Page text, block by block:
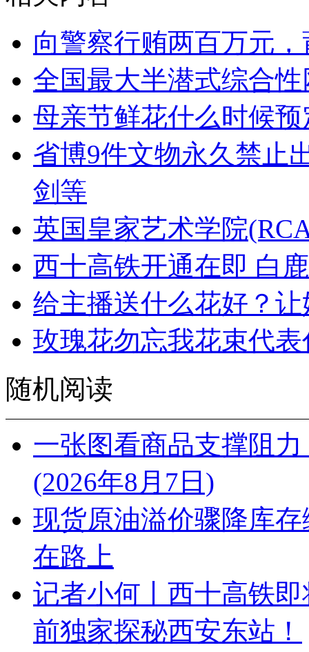
向警察行贿两百万元
全国最大半潜式综合
母亲节鲜花什么时候
省博9件文物永久禁止
剑等
英国皇家艺术学院
西十高铁开通在即 白
给主播送什么花好？
玫瑰花勿忘我花束代
随机阅读
一张图看商品支撑阻
(2026年8月7日)
现货原油溢价骤降库
在路上
记者小何丨西十高铁
前独家探秘西安东站！